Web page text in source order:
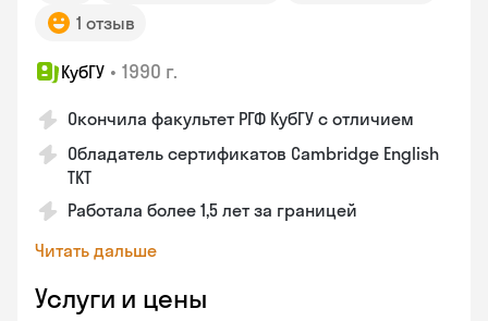
1 отзыв
КубГУ • 1990 г.
Окончила факультет РГФ КубГУ с отличием
Обладатель сертификатов Cambridge English
TKT
Работала более 1,5 лет за границей
Читать дальше
Услуги и цены